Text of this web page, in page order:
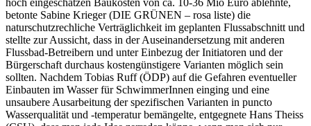
betonte Sabine Krieger (DIE GRÜNEN – rosa liste) die
naturschutzrechliche Verträglichkeit im geplanten Flussabschnitt und
stellte zur Aussicht, dass in der Auseinandersetzung mit anderen
Flussbad-Betreibern und unter Einbezug der Initiatoren und der
Bürgerschaft durchaus kostengünstigere Varianten möglich sein
sollten. Nachdem Tobias Ruff (ÖDP) auf die Gefahren eventueller
Einbauten im Wasser für SchwimmerInnen einging und eine
unsaubere Ausarbeitung der spezifischen Varianten in puncto
Wasserqualität und -temperatur bemängelte, entgegnete Hans Theiss